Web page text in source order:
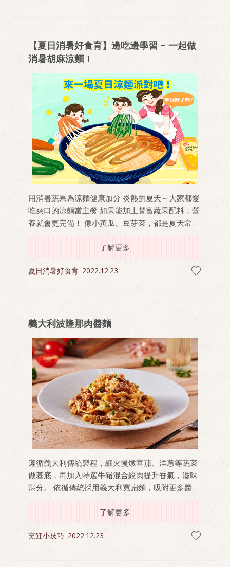
【夏日消暑好食育】邊吃邊學習 ~ 一起做
消暑胡麻涼麵！
用消暑蔬果為涼麵健康加分 炎熱的夏天～大家都愛
吃爽口的涼麵當主餐 如果能加上豐富蔬果配料，營
養就會更完備！ 像小黃瓜、豆芽菜，都是夏天常見
的消暑蔬果 龍鬚菜、海帶芽、竹筍等，也適合用來
了解更多
夏日消暑好食育 2022.12.23
義大利波隆那肉醬麵
遵循義大利傳統製程，細火慢燉蕃茄、洋蔥等蔬菜
做基底，再加入特選牛豬混合絞肉提升香氣，滋味
滿分。 依循傳統採用義大利寬扁麵，吸附更多醬
汁，風味濃郁富有層次。與家人同享餐廳級美味，
了解更多
烹飪小技巧 2022.12.23